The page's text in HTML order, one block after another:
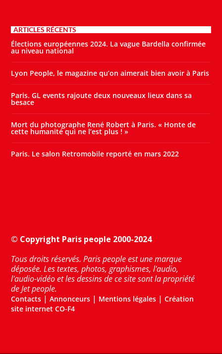
ARTICLES RÉCENTS
Élections européennes 2024. La vague Bardella confirmée
au niveau national
Lyon People, le magazine qu’on aimerait bien avoir à Paris
Paris. GL events rajoute deux nouveaux lieux dans sa
besace
Mort du photographe René Robert à Paris. « Honte de
cette humanité qui ne l’est plus ! »
Paris. Le salon Retromobile reporté en mars 2022
© Copyright Paris people 2000-2024
Tous droits réservés. Paris people est une marque
déposée. Les textes, photos, graphismes, l'audio,
l'audio-vidéo et les dessins de ce site sont la propriété
de Jet people.
Contacts |Annonceurs | Mentions légales |Création
site internet CO-F4